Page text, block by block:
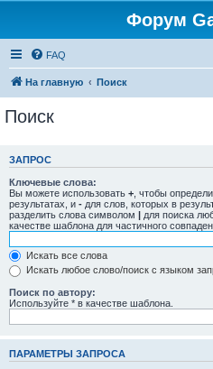
Форум
FAQ
На главную Поиск
Поиск
ЗАПРОС
Ключевые слова:
Вы можете использовать + , чтобы
результатах, и - для слов, которых в
разделить слова символом | для поиска
качестве шаблона для частичного
Искать все слова
Искать любое слово/поиск с языком
Поиск по автору:
Используйте * в качестве шаблона.
ПАРАМЕТРЫ ЗАПРОСА